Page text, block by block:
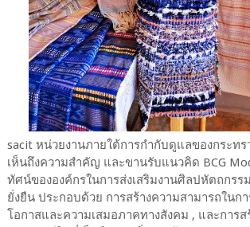
sacit หน่วยงานภายใต้การกำกับดูแลของกระท
เห็นถึงความสำคัญ และขานรับแนวคิด BCG
ทัศน์ขององค์กรในการส่งเสริมงานศิลปหัตถกร
ยั่งยืน ประกอบด้วย การสร้างความสามารถในก
โอกาสและความเสมอภาคทางสังคม , และการส